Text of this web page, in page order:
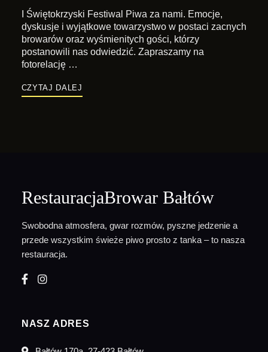
I Świętokrzyski Festiwal Piwa za nami. Emocje,
dyskusje i wyjątkowe towarzystwo w postaci zacnych
browarów oraz wyśmienitych gości, którzy
postanowili nas odwiedzić. Zapraszamy na
fotorelację …
CZYTAJ DALEJ
RestauracjaBrowar Bałtów
Swobodna atmosfera, gwar rozmów, pyszne jedzenie a
przede wszystkim świeże piwo prosto z tanka – to nasza
restauracja.
NASZ ADRES